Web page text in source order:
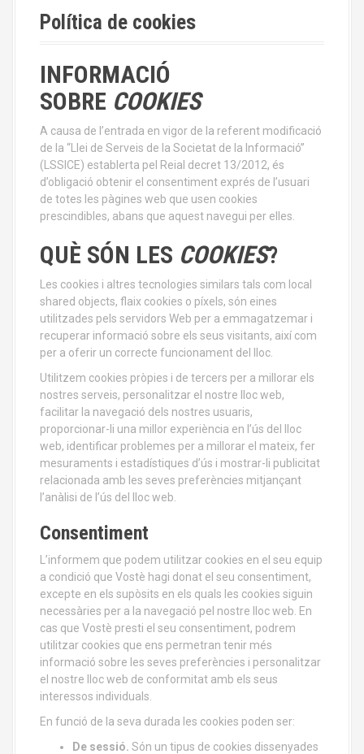
Política de cookies
INFORMACIÓ
SOBRE COOKIES
A causa de l’entrada en vigor de la referent modificació
de la “Llei de Serveis de la Societat de la Informació”
(LSSICE) establerta pel Reial decret 13/2012, és
d’obligació obtenir el consentiment exprés de l’usuari
de totes les pàgines web que usen cookies
prescindibles, abans que aquest navegui per elles.
QUÈ SÓN LES COOKIES?
Les cookies i altres tecnologies similars tals com local
shared objects, flaix cookies o píxels, són eines
utilitzades pels servidors Web per a emmagatzemar i
recuperar informació sobre els seus visitants, així com
per a oferir un correcte funcionament del lloc.
Utilitzem cookies pròpies i de tercers per a millorar els
nostres serveis, personalitzar el nostre lloc web,
facilitar la navegació dels nostres usuaris,
proporcionar-li una millor experiència en l’ús del lloc
web, identificar problemes per a millorar el mateix, fer
mesuraments i estadístiques d’ús i mostrar-li publicitat
relacionada amb les seves preferències mitjançant
l’anàlisi de l’ús del lloc web.
Consentiment
L’informem que podem utilitzar cookies en el seu equip
a condició que Vostè hagi donat el seu consentiment,
excepte en els supòsits en els quals les cookies siguin
necessàries per a la navegació pel nostre lloc web. En
cas que Vostè presti el seu consentiment, podrem
utilitzar cookies que ens permetran tenir més
informació sobre les seves preferències i personalitzar
el nostre lloc web de conformitat amb els seus
interessos individuals.
En funció de la seva durada les cookies poden ser:
De sessió. Són un tipus de cookies dissenyades